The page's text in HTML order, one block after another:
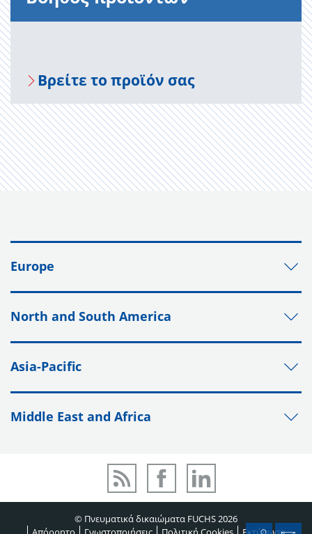
Βρείτε το προϊόν σας
Europe
North and South America
Asia-Pacific
Middle East and Africa
© Πνευματικά δικαιώματα FUCHS 2026